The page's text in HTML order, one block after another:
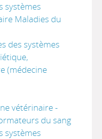
systèmes
Maladies du
des systèmes
(médecine
vétérinaire -
du sang
systèmes